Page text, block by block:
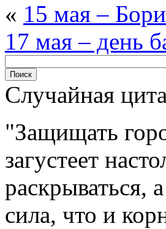
« 15 мая –
17 мая – день
Случайная
Защищать
загустеет
раскрываться,
сила, что и